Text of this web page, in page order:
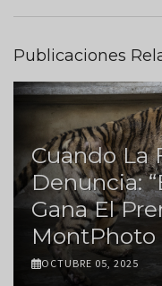
Publicaciones
Cuando La
Denuncia:
Gana El
MontPhoto
OCTUBRE 05, 2025